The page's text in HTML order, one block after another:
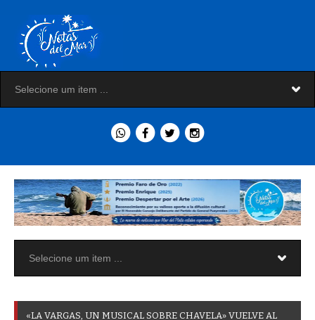
«LA VARGAS UN MUSICAL SOBRE CHAVELA» VUELVE AL